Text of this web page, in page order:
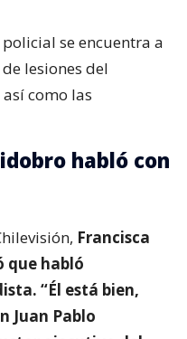
de la
personal SAMU
, a fin de evaluar sus
se encuentra a
lesiones del
habló con